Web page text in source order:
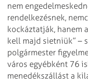
nem
rendelkezésnek,
kockáztatják, hanem
kell majd sietniük” –
polgármester
város egyébként 76
menedékszállást a